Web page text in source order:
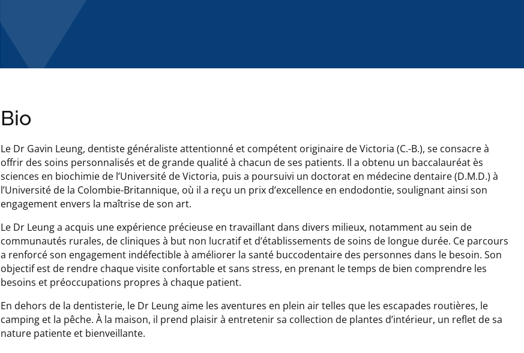
Bio
Le Dr Gavin Leung, dentiste généraliste attentionné et compétent originaire de Victoria (C.-B.), se consacre à
offrir des soins personnalisés et de grande qualité à chacun de ses patients. Il a obtenu un baccalauréat ès
sciences en biochimie de l’Université de Victoria, puis a poursuivi un doctorat en médecine dentaire (D.M.D.) à
l’Université de la Colombie-Britannique, où il a reçu un prix d’excellence en endodontie, soulignant ainsi son
engagement envers la maîtrise de son art.
Le Dr Leung a acquis une expérience précieuse en travaillant dans divers milieux, notamment au sein de
communautés rurales, de cliniques à but non lucratif et d’établissements de soins de longue durée. Ce parcours
a renforcé son engagement indéfectible à améliorer la santé buccodentaire des personnes dans le besoin. Son
objectif est de rendre chaque visite confortable et sans stress, en prenant le temps de bien comprendre les
besoins et préoccupations propres à chaque patient.
En dehors de la dentisterie, le Dr Leung aime les aventures en plein air telles que les escapades routières, le
camping et la pêche. À la maison, il prend plaisir à entretenir sa collection de plantes d’intérieur, un reflet de sa
nature patiente et bienveillante.